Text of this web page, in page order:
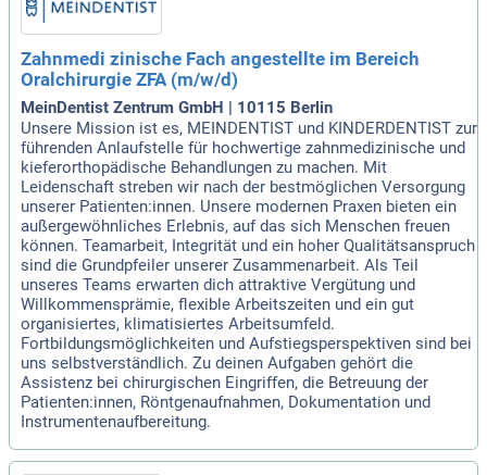
Zahnmedi zinische Fach angestellte im Bereich
Oralchirurgie ZFA (m/w/d)
MeinDentist Zentrum GmbH | 10115 Berlin
Unsere Mission ist es, MEINDENTIST und KINDERDENTIST zur
führenden Anlaufstelle für hochwertige zahnmedizinische und
kieferorthopädische Behandlungen zu machen. Mit
Leidenschaft streben wir nach der bestmöglichen Versorgung
unserer Patienten:innen. Unsere modernen Praxen bieten ein
außergewöhnliches Erlebnis, auf das sich Menschen freuen
können. Teamarbeit, Integrität und ein hoher Qualitätsanspruch
sind die Grundpfeiler unserer Zusammenarbeit. Als Teil
unseres Teams erwarten dich attraktive Vergütung und
Willkommensprämie, flexible Arbeitszeiten und ein gut
organisiertes, klimatisiertes Arbeitsumfeld.
Fortbildungsmöglichkeiten und Aufstiegsperspektiven sind bei
uns selbstverständlich. Zu deinen Aufgaben gehört die
Assistenz bei chirurgischen Eingriffen, die Betreuung der
Patienten:innen, Röntgenaufnahmen, Dokumentation und
Instrumentenaufbereitung.